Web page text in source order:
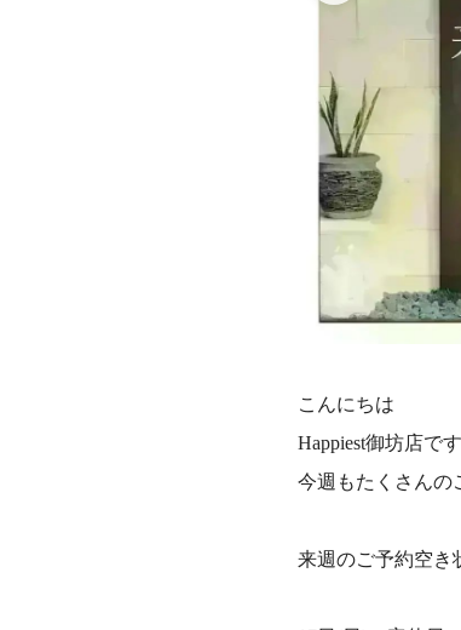
こんにちは
Happiest御坊店です
今週もたくさん
来週のご予約空